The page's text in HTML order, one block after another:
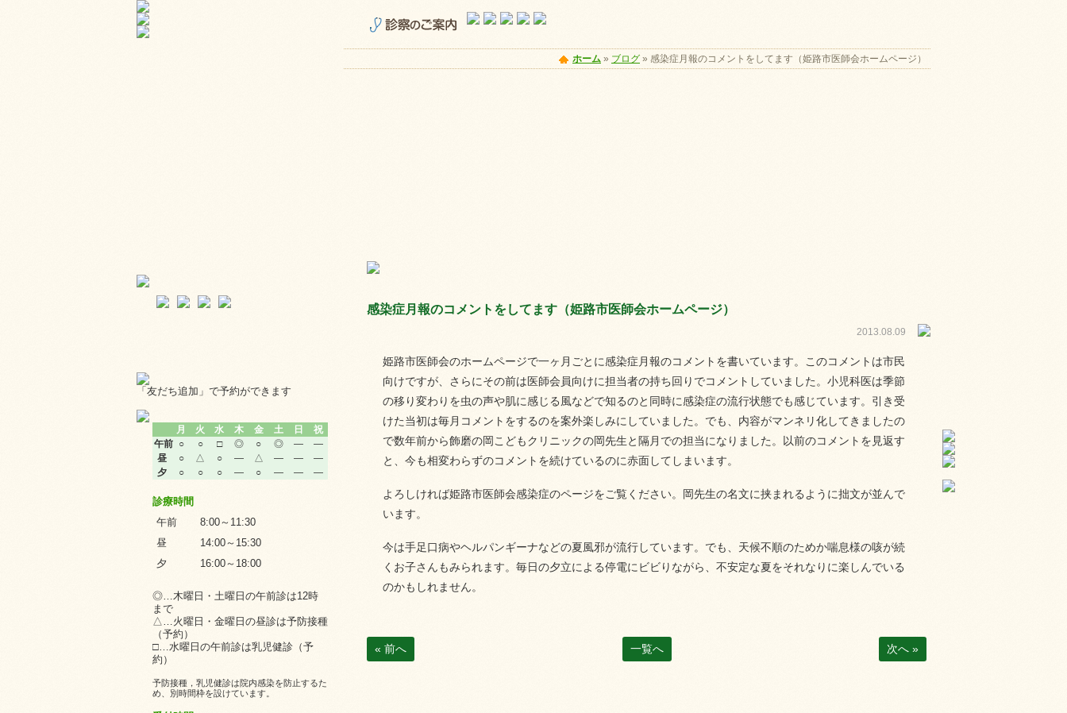
ホーム » ブログ » 感染症月報のコメントをしてます（姫路市医師会ホームページ）
感染症月報のコメントをしてます（姫路市医師会ホームページ）
2013.08.09
姫路市医師会のホームページで一ヶ月ごとに感染症月報のコメントを書いています。このコメントは市民
向けですが、さらにその前は医師会員向けに担当者の持ち回りでコメントしていました。小児科医は季節
の移り変わりを虫の声や肌に感じる風などで知るのと同時に感染症の流行状態でも感じています。引き受
けた当初は毎月コメントをするのを案外楽しみにしていました。でも、 内容がマンネリ化してきましたの
で数年前から飾磨の岡こどもクリニックの岡先生と隔月での担当になりました。以前のコメントを見返す
と、今も相変わらずのコメントを続けているのに赤面してしまいます。
よろしければ姫路市医師会感染症のページをご覧ください。岡先生の名文に挟まれるように拙文が並んで
います。
今は手足口病やヘルパンギーナなどの夏風邪が流行しています。でも、天候不順のためか喘息様の咳が続
くお子さんもみられます。 毎日の夕立による停電にビビりながら、不安定な夏をそれなりに楽しんでいる
のかもしれません。
« 前へ 一覧へ 次へ »
「友だち追加」で予約ができます
月 火 水 木 金 土 日
祝
午前 ○ ○ □ ◎ ○ ◎ —
—
昼
○ △ ○ — △ — —
—
夕
○ ○ ○ — ○ — — —
診療時間
午前
8:00～11:30
昼
14:00～15:30
夕
16:00～18:00
◎…木曜日・土曜日の午前診は12時
まで
△…火曜日・金曜日の昼診は予防接種
（予約）
□…水曜日の午前診は乳児健診（予
約）
予防接種，乳児健診は院内感染を防止するた
め、別時間枠を設けています。